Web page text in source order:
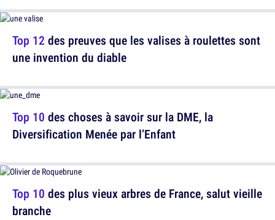
Top 10 des choses à savoir sur la DME, la
Diversification Menée par l’Enfant
Top 12 des preuves que les valises à roulettes sont
une invention du diable
Top 10 des plus vieux arbres de France, salut vieille
branche